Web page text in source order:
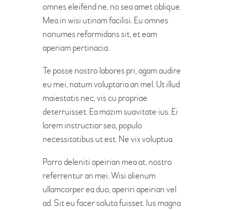
omnes eleifend ne, no sea amet oblique.
Mea in wisi utinam facilisi. Eu omnes
nonumes reformidans sit, et eam
aperiam pertinacia.
Te posse nostro labores pri, agam audire
eu mei, natum voluptaria an mel. Ut illud
maiestatis nec, vis cu propriae
deterruisset. Ea mazim suavitate ius. Ei
lorem instructior sea, populo
necessitatibus ut est. Ne vix voluptua.
Porro deleniti apeirian mea at, nostro
referrentur an mei. Wisi alienum
ullamcorper ea duo, aperiri apeirian vel
ad. Sit eu facer soluta fuisset. Ius magna